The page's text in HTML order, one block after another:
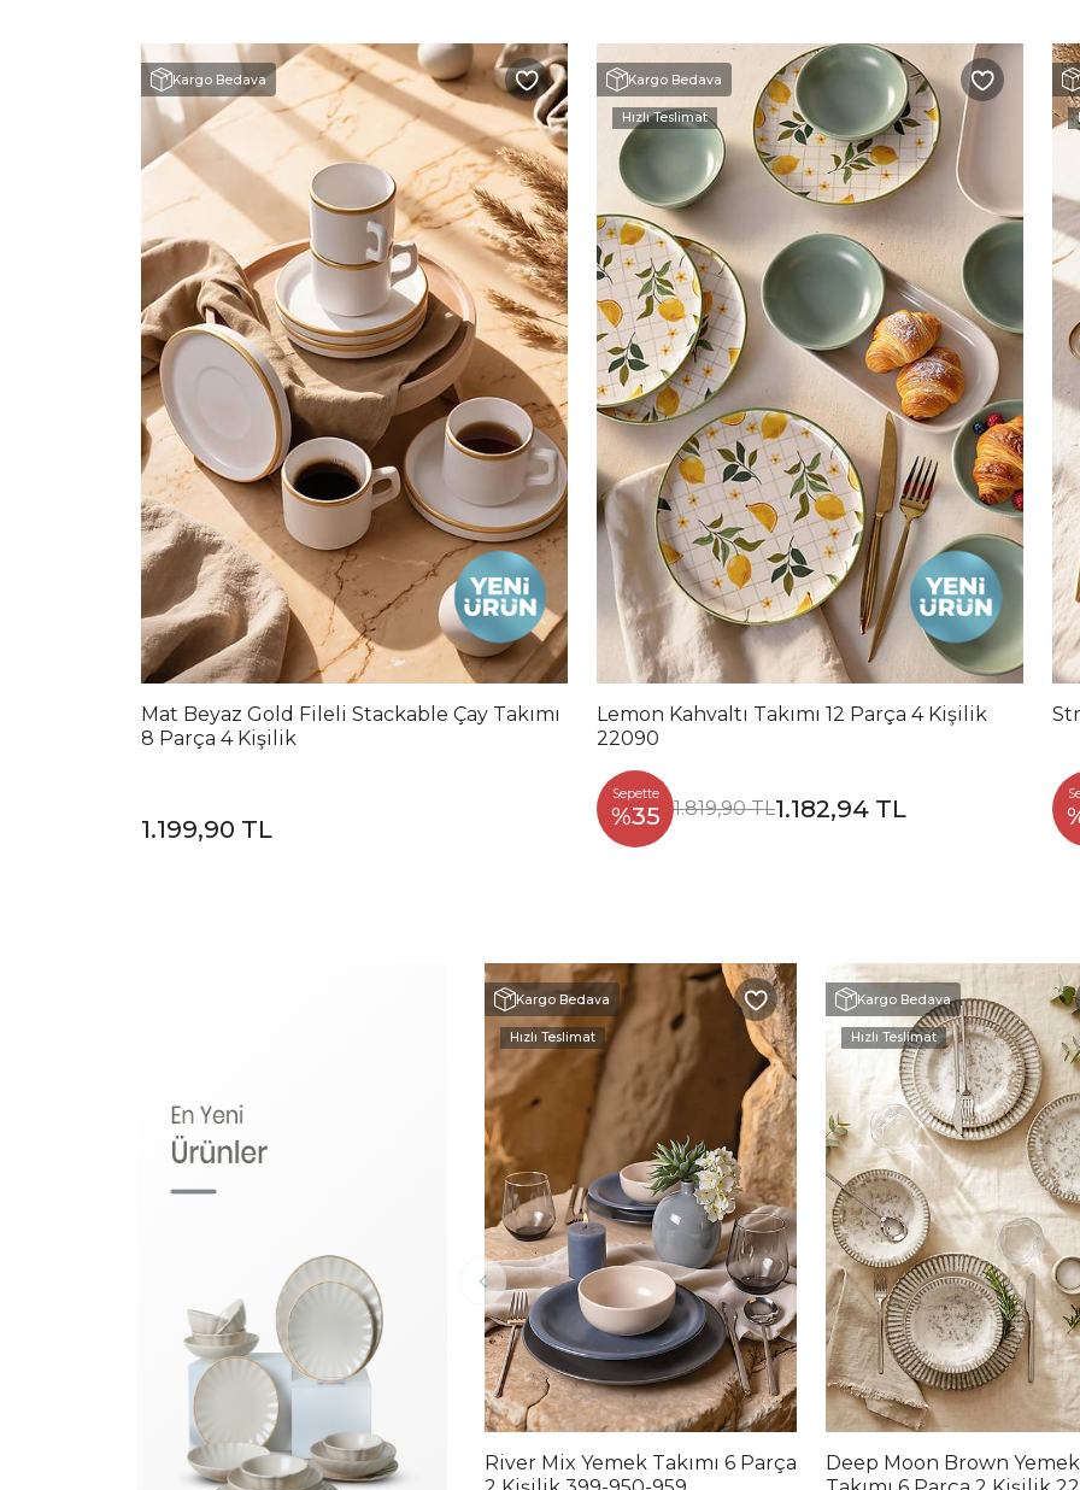
Kargo Bedava
Mat Beyaz Gold Fileli Stackable Çay Takımı
8 Parça 4 Kişilik
1.199,90 TL
Kargo Bedava
Hızlı Teslimat
Lemon Kahvaltı Takımı 12 Parça 4 Kişilik
22090
Sepette
%35 1.819,90 TL1.182,94 TL
Kargo Bedava
Hızlı Teslimat
River Mix Yemek Takımı 6 Parça
Kargo Bedava
Hızlı Teslimat
Deep Moon Brown Yemek